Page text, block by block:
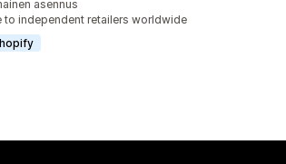
yhteensäasennus
to independent retailers worldwide